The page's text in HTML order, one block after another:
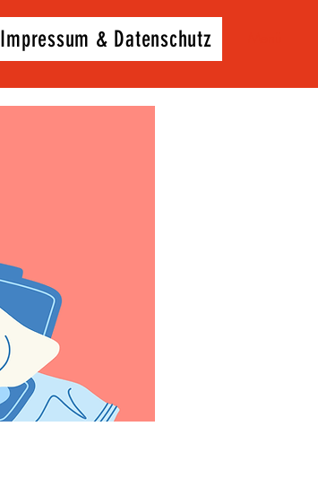
Impressum & Datenschutz